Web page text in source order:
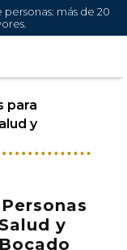
más de 20
para
y
y